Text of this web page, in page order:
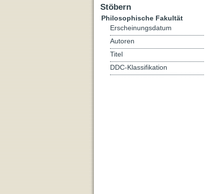
Stöbern
Philosophische Fakultät
Erscheinungsdatum
Autoren
Titel
DDC-Klassifikation